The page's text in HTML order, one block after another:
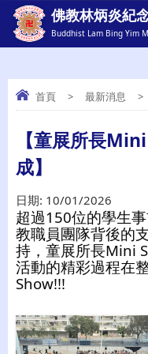
佛教林炳炎紀
Buddhist Lam Bing Yim
【童展所長
首頁 > 最新消息 >
【童展所長
成】
日期: 10/01/2026
超過150位的學生
教職員團隊背後的
持，童展所長Mini
活動的精彩過程在
Show!!!